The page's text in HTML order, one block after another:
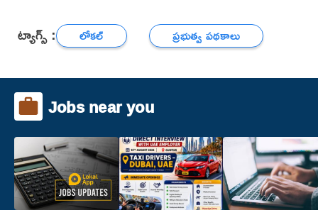
ట్యాగ్స్ : లోకల్ ప్రభుత్వ పథకాలు
Jobs near you